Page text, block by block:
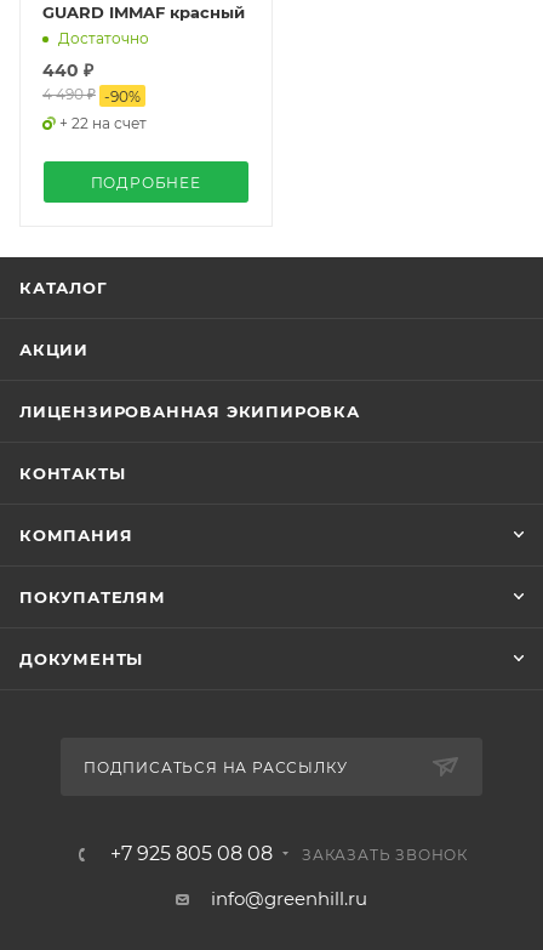
GUARD IMMAF красный
Достаточно
440 ₽
4 490 ₽ -90%
+ 22 на счет
ПОДРОБНЕЕ
КАТАЛОГ
АКЦИИ
ЛИЦЕНЗИРОВАННАЯ ЭКИПИРОВКА
КОНТАКТЫ
КОМПАНИЯ
ПОКУПАТЕЛЯМ
ДОКУМЕНТЫ
ПОДПИСАТЬСЯ НА РАССЫЛКУ
+7 925 805 08 08 ЗАКАЗАТЬ ЗВОНОК
info@greenhill.ru